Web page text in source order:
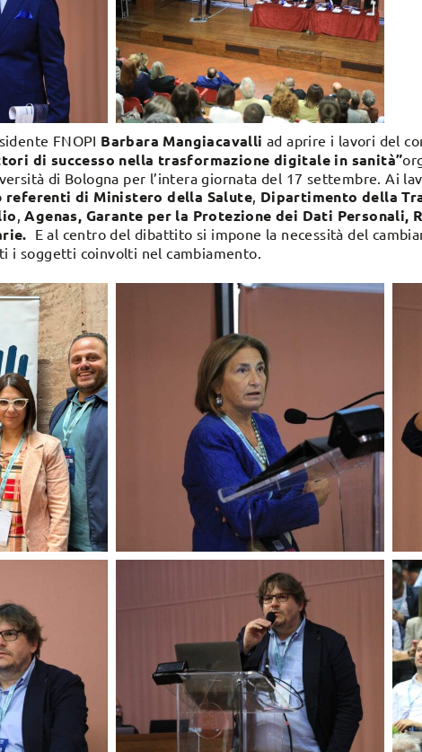
FNOPI Barbara Mangiacavalli ad aprire i lavori del
di successo nella trasformazione digitale in sanità”
di Bologna per l’intera giornata del 17 settembre. Ai
referenti di Ministero della Salute Dipartimento della
Agenas, Garante per la Protezione dei Dati Personali,
E al centro del dibattito si impone la necessità del
i soggetti coinvolti nel cambiamento.